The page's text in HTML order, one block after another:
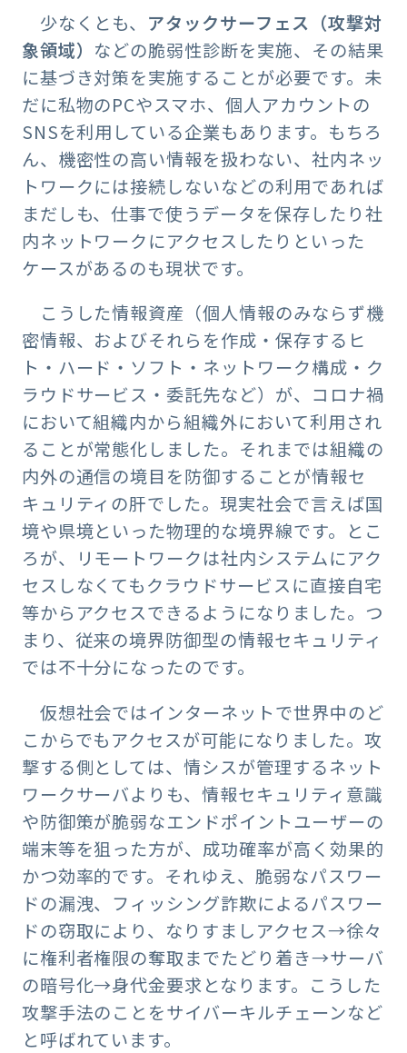
少なくとも、 アタックサーフェス（攻撃対
象領域） などの脆弱性診断を実施、その結果
に基づき対策を実施することが必要です。未
だに私物のPCやスマホ、個人アカウントの
SNSを利用している企業もあります。もちろ
ん、機密性の高い情報を扱わない、社内ネッ
トワークには接続しないなどの利用であれば
まだしも、仕事で使うデータを保存したり社
内ネットワークにアクセスしたりといった
ケースがあるのも現状です。
こうした情報資産（個人情報のみならず機
密情報、およびそれらを作成・保存するヒ
ト・ハード・ソフト・ネットワーク構成・ク
ラウドサービス・委託先など）が、コロナ禍
において組織内から組織外において利用され
ることが常態化しました。それまでは組織の
内外の通信の境目を防御することが情報セ
キュリティの肝でした。現実社会で言えば国
境や県境といった物理的な境界線です。とこ
ろが、リモートワークは社内システムにアク
セスしなくてもクラウドサービスに直接自宅
等からアクセスできるようになりました。つ
まり、従来の境界防御型の情報セキュリティ
では不十分になったのです。
仮想社会ではインターネットで世界中のど
こからでもアクセスが可能になりました。攻
撃する側としては、情シスが管理するネット
ワークサーバよりも、情報セキュリティ意識
や防御策が脆弱なエンドポイントユーザーの
端末等を狙った方が、成功確率が高く効果的
かつ効率的です。それゆえ、脆弱なパスワー
ドの漏洩、フィッシング詐欺によるパスワー
ドの窃取により、なりすましアクセス→徐々
に権利者権限の奪取までたどり着き→サーバ
の暗号化→身代金要求となります。こうした
攻撃手法のことをサイバーキルチェーンなど
と呼ばれています。